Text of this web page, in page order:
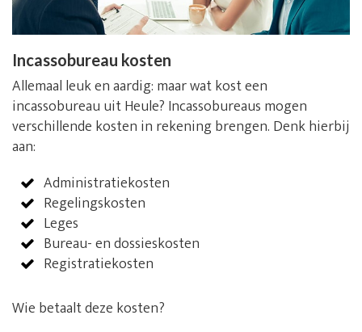
Incassobureau kosten
Allemaal leuk en aardig: maar wat kost een
incassobureau uit Heule? Incassobureaus mogen
verschillende kosten in rekening brengen. Denk hierbij
aan:
Administratiekosten
Regelingskosten
Leges
Bureau- en dossieskosten
Registratiekosten
Wie betaalt deze kosten?